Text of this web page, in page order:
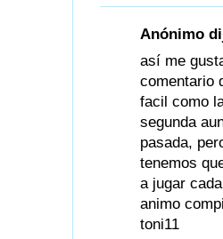
Anónimo
así me
comentario
facil como
segunda
pasada,
tenemos
a jugar
animo
toni11